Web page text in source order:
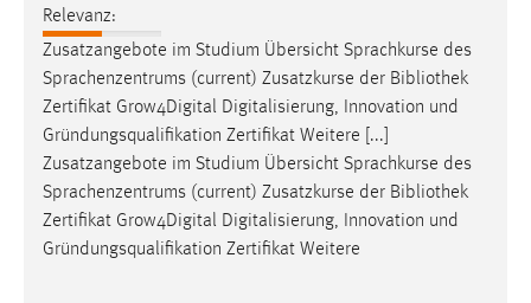
Relevanz:
Zusatzangebote im Studium Übersicht Sprachkurse des
Sprachenzentrums (current) Zusatzkurse der Bibliothek
Zertifikat Grow4Digital Digitalisierung, Innovation und
Gründungsqualifikation Zertifikat Weitere [...]
Zusatzangebote im Studium Übersicht Sprachkurse des
Sprachenzentrums (current) Zusatzkurse der Bibliothek
Zertifikat Grow4Digital Digitalisierung, Innovation und
Gründungsqualifikation Zertifikat Weitere